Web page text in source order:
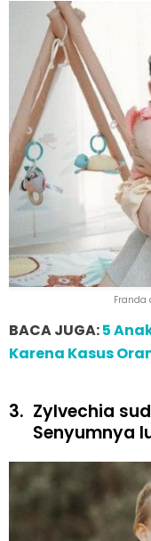
Franda
BACA JUGA:5
Karena Kasus
3. Zylvechia
Senyumnya